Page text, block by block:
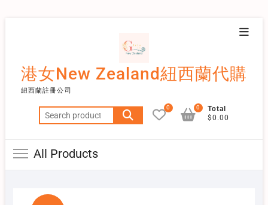
港女New Zealand紐西蘭代購
紐西蘭註冊公司
Search
for:
0
Total
$0.00
0
All Products